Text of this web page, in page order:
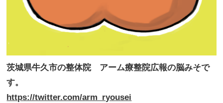
茨城県牛久市の整体院 アーム療整院広報の脳みそで
す。
https://twitter.com/arm_ryousei